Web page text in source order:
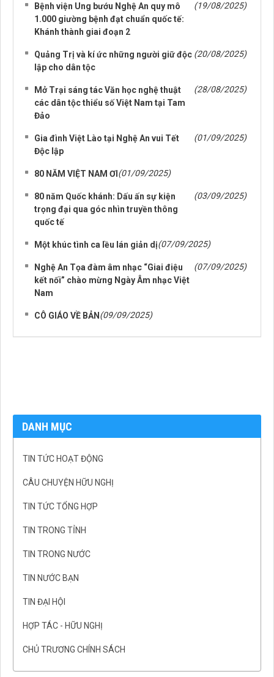
Bệnh viện Ung bướu Nghệ An quy mô
1.000 giường bệnh đạt chuẩn quốc tế:
Khánh thành giai đoạn 2
(19/08/2025)
Quảng Trị và kí ức những người giữ độc
lập cho dân tộc
(20/08/2025)
Mở Trại sáng tác Văn học nghệ thuật
các dân tộc thiểu số Việt Nam tại Tam
Đảo
(28/08/2025)
Gia đình Việt Lào tại Nghệ An vui Tết
Độc lập
(01/09/2025)
80 NĂM VIỆT NAM ƠI (01/09/2025)
80 năm Quốc khánh: Dấu ấn sự kiện
trọng đại qua góc nhìn truyền thông
quốc tế
(03/09/2025)
Một khúc tình ca lều lán giản dị(07/09/2025)
Nghệ An Tọa đàm âm nhạc “Giai điệu
kết nối” chào mừng Ngày Âm nhạc Việt
Nam
(07/09/2025)
CÔ GIÁO VỀ BẢN (09/09/2025)
DANH MỤC
TIN TỨC HOẠT ĐỘNG
CÂU CHUYỆN HỮU NGHỊ
TIN TỨC TỔNG HỢP
TIN TRONG TỈNH
TIN TRONG NƯỚC
TIN NƯỚC BẠN
TIN ĐẠI HỘI
HỢP TÁC - HỮU NGHỊ
CHỦ TRƯƠNG CHÍNH SÁCH